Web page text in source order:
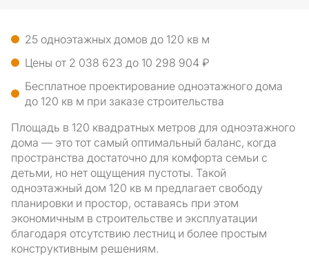
25 одноэтажных домов до 120 кв м
Цены от 2 038 623 до 10 298 904 ₽
Бесплатное проектирование одноэтажного дома
до 120 кв м при заказе строительства
Площадь в 120 квадратных метров для одноэтажного
дома — это тот самый оптимальный баланс, когда
пространства достаточно для комфорта семьи с
детьми, но нет ощущения пустоты. Такой
одноэтажный дом 120 кв м предлагает свободу
планировки и простор, оставаясь при этом
экономичным в строительстве и эксплуатации
благодаря отсутствию лестниц и более простым
конструктивным решениям.